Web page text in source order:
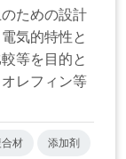
ための設計
気的特性と
等を目的と
レフィン等
材 添加剤